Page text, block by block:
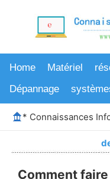
Home Matériel
Dépannage
* Connaissances
Comment